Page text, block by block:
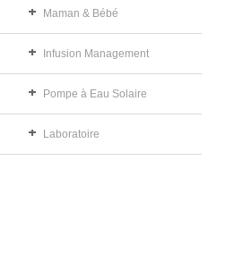
Maman & Bébé
Infusion Management
Pompe à Eau Solaire
Laboratoire